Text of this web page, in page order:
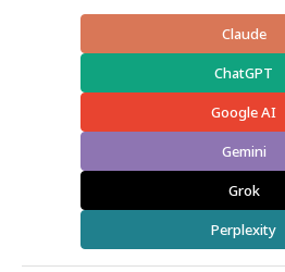
Claude
ChatGPT
Google AI
Gemini
Grok
Perplexity